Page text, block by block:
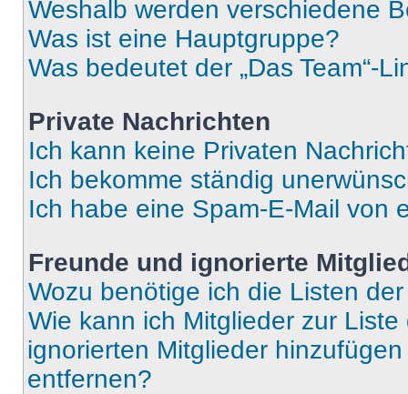
Weshalb werden verschiedene
Was ist eine Hauptgruppe?
Was bedeutet der „Das Team“-
Private Nachrichten
Ich kann keine Privaten
Ich bekomme ständig
Ich habe eine Spam-E-Mail von
Freunde und ignorierte
Wozu benötige ich die Listen
Wie kann ich Mitglieder zur
ignorierten Mitglieder
entfernen?